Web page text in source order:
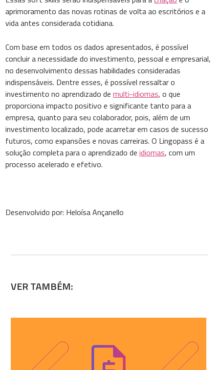
aprimoramento das novas rotinas de volta ao escritórios e a
vida antes considerada cotidiana.
Com base em todos os dados apresentados, é possível
concluir a necessidade do investimento, pessoal e empresarial,
no desenvolvimento dessas habilidades consideradas
indispensáveis. Dentre esses, é possível ressaltar o
investimento no aprendizado demulti-idiomas, o que
proporciona impacto positivo e significante tanto para a
empresa, quanto para seu colaborador, pois, além de um
investimento localizado, pode acarretar em casos de sucesso
futuros, como expansões e novas carreiras. O Lingopass é a
solução completa para o aprendizado deidiomas, com um
processo acelerado e efetivo.
Desenvolvido por: Heloísa Ançanello
VER TAMBÉM: